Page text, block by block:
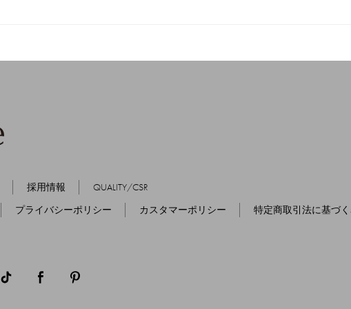
採用情報
QUALITY/CSR
プライバシーポリシー カスタマーポリシー 特定商取引法に基づ